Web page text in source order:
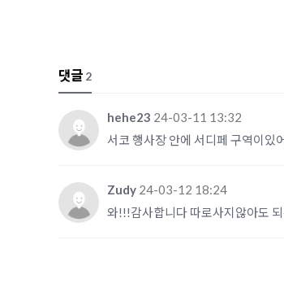
댓글 2
hehe23 24-03-11 13:32
서코 행사장 안에 서디페 구역이있
Zudy 24-03-12 18:24
와!!!감사합니다 따로사지않아도